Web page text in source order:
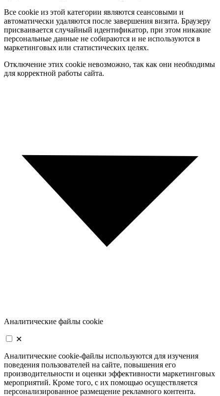
Все cookie из этой категории являются сеансовыми и
автоматически удаляются после завершения визита. Браузеру
присваивается случайный идентификатор, при этом никакие
персональные данные не собираются и не используются в
маркетинговых или статистических целях.
Отключение этих cookie невозможно, так как они необходимы
для корректной работы сайта.
Аналитические файлы cookie
✕
Аналитические cookie-файлы используются для изучения
поведения пользователей на сайте, повышения его
производительности и оценки эффективности маркетинговых
мероприятий. Кроме того, с их помощью осуществляется
персонализированное размещение рекламного контента.